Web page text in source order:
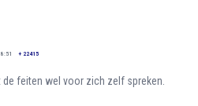
+ 22415
feiten wel voor zich zelf spreken.